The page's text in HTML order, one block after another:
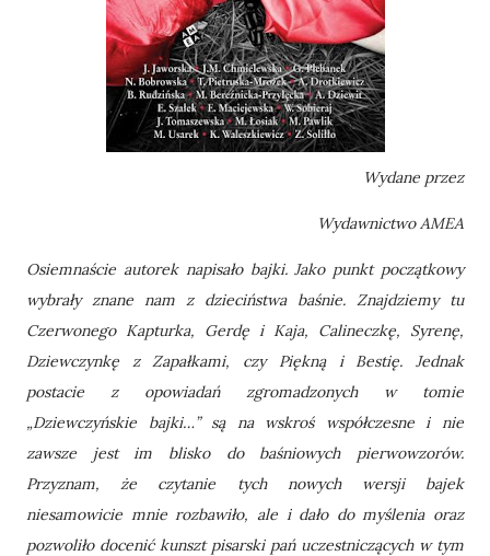
Wydane przez
Wydawnictwo AMEA
Osiemnaście autorek napisało bajki. Jako punkt początkowy
wybrały znane nam z dzieciństwa baśnie. Znajdziemy tu
Czerwonego Kapturka, Gerdę i Kaja, Calineczkę, Syrenę,
Dziewczynkę z Zapałkami, czy Piękną i Bestię. Jednak
postacie z opowiadań zgromadzonych w tomie
„Dziewczyńskie bajki…” są na wskroś współczesne i nie
zawsze jest im blisko do baśniowych pierwowzorów.
Przyznam, że czytanie tych nowych wersji bajek
niesamowicie mnie rozbawiło, ale i dało do myślenia oraz
pozwoliło docenić kunszt pisarski pań uczestniczących w tym